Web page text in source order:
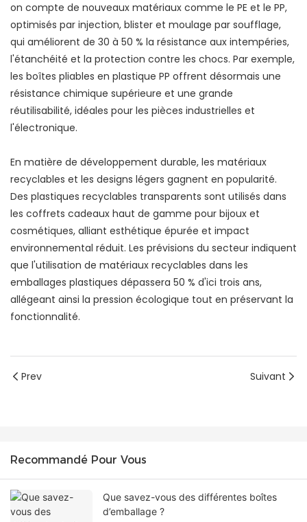
on compte de nouveaux matériaux comme le PE et le PP,
optimisés par injection, blister et moulage par soufflage,
qui améliorent de 30 à 50 % la résistance aux intempéries,
l'étanchéité et la protection contre les chocs. Par exemple,
les boîtes pliables en plastique PP offrent désormais une
résistance chimique supérieure et une grande
réutilisabilité, idéales pour les pièces industrielles et
l'électronique.
En matière de développement durable, les matériaux
recyclables et les designs légers gagnent en popularité.
Des plastiques recyclables transparents sont utilisés dans
les coffrets cadeaux haut de gamme pour bijoux et
cosmétiques, alliant esthétique épurée et impact
environnemental réduit. Les prévisions du secteur indiquent
que l'utilisation de matériaux recyclables dans les
emballages plastiques dépassera 50 % d'ici trois ans,
allégeant ainsi la pression écologique tout en préservant la
fonctionnalité.
Prev Suivant
Recommandé Pour Vous
Que savez-vous des différentes boîtes
d’emballage ?